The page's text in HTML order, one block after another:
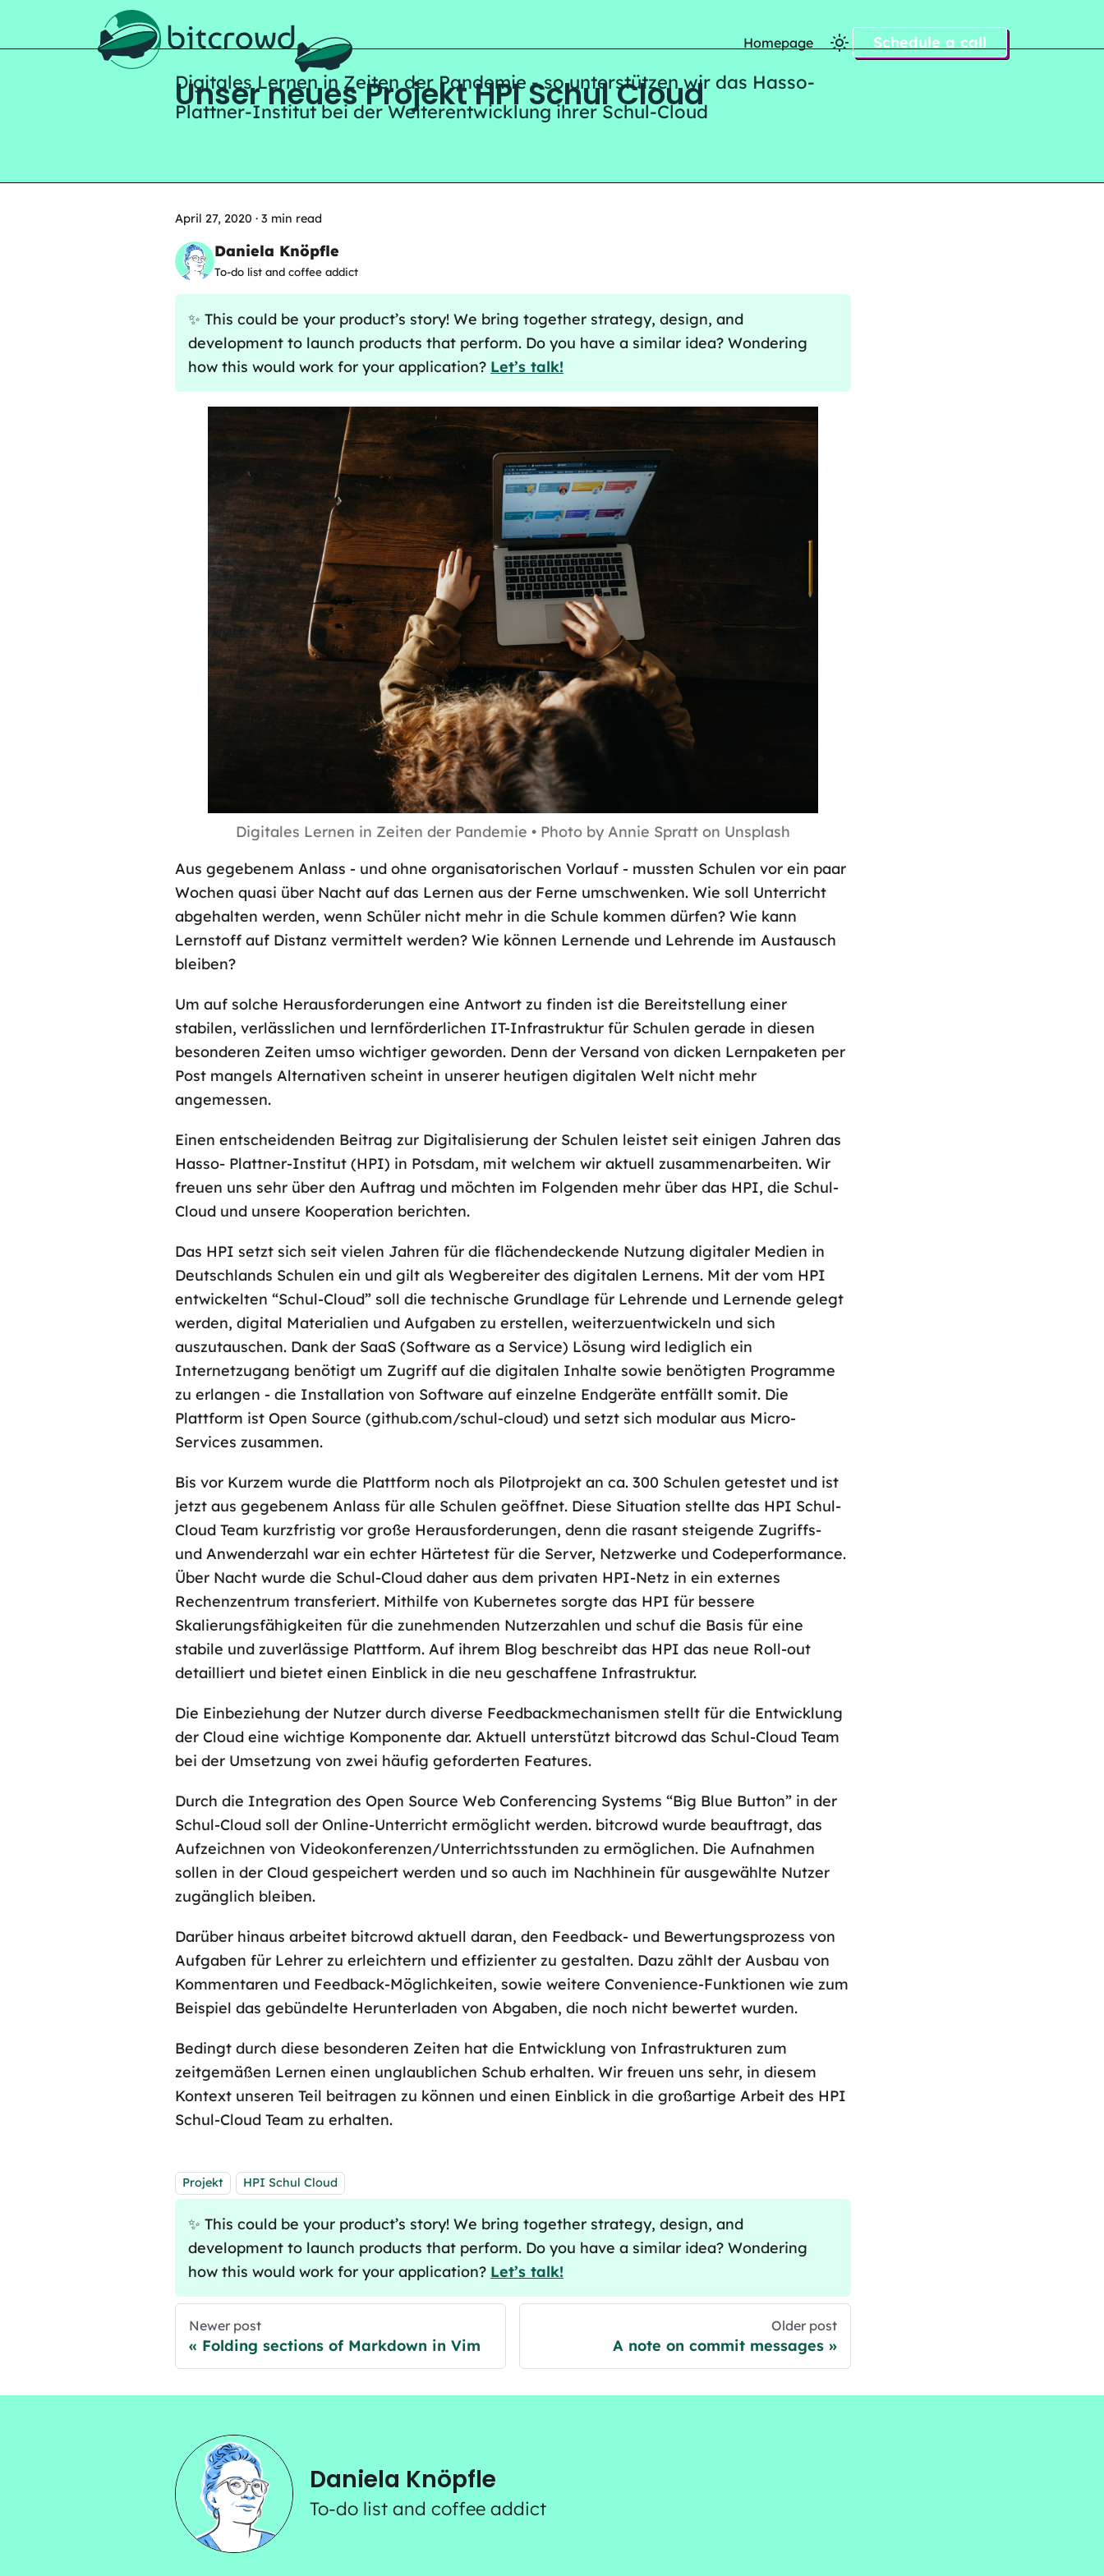
Homepage
Schedule a call
Unser neues Projekt HPI Schul Cloud
Digitales Lernen in Zeiten der Pandemie - so unterstützen wir das Hasso-
Plattner-Institut bei der Weiterentwicklung ihrer Schul-Cloud
April 27, 2020 · 3 min read
Daniela Knöpfle
To-do list and coffee addict
✨ This could be your product’s story! We bring together strategy, design, and
development to launch products that perform. Do you have a similar idea? Wondering
how this would work for your application? Let’s talk!
Digitales Lernen in Zeiten der Pandemie • Photo by Annie Spratt on Unsplash
Aus gegebenem Anlass - und ohne organisatorischen Vorlauf - mussten Schulen vor ein paar
Wochen quasi über Nacht auf das Lernen aus der Ferne umschwenken. Wie soll Unterricht
abgehalten werden, wenn Schüler nicht mehr in die Schule kommen dürfen? Wie kann
Lernstoff auf Distanz vermittelt werden? Wie können Lernende und Lehrende im Austausch
bleiben?
Um auf solche Herausforderungen eine Antwort zu finden ist die Bereitstellung einer
stabilen, verlässlichen und lernförderlichen IT-Infrastruktur für Schulen gerade in diesen
besonderen Zeiten umso wichtiger geworden. Denn der Versand von dicken Lernpaketen per
Post mangels Alternativen scheint in unserer heutigen digitalen Welt nicht mehr
angemessen.
Einen entscheidenden Beitrag zur Digitalisierung der Schulen leistet seit einigen Jahren das
Hasso- Plattner-Institut (HPI) in Potsdam, mit welchem wir aktuell zusammenarbeiten. Wir
freuen uns sehr über den Auftrag und möchten im Folgenden mehr über das HPI, die Schul-
Cloud und unsere Kooperation berichten.
Das HPI setzt sich seit vielen Jahren für die flächendeckende Nutzung digitaler Medien in
Deutschlands Schulen ein und gilt als Wegbereiter des digitalen Lernens. Mit der vom HPI
entwickelten “Schul-Cloud” soll die technische Grundlage für Lehrende und Lernende gelegt
werden, digital Materialien und Aufgaben zu erstellen, weiterzuentwickeln und sich
auszutauschen. Dank der SaaS (Software as a Service) Lösung wird lediglich ein
Internetzugang benötigt um Zugriff auf die digitalen Inhalte sowie benötigten Programme
zu erlangen - die Installation von Software auf einzelne Endgeräte entfällt somit. Die
Plattform ist Open Source (github.com/schul-cloud) und setzt sich modular aus Micro-
Services zusammen.
Bis vor Kurzem wurde die Plattform noch als Pilotprojekt an ca. 300 Schulen getestet und ist
jetzt aus gegebenem Anlass für alle Schulen geöffnet. Diese Situation stellte das HPI Schul-
Cloud Team kurzfristig vor große Herausforderungen, denn die rasant steigende Zugriffs-
und Anwenderzahl war ein echter Härtetest für die Server, Netzwerke und Codeperformance.
Über Nacht wurde die Schul-Cloud daher aus dem privaten HPI-Netz in ein externes
Rechenzentrum transferiert. Mithilfe von Kubernetes sorgte das HPI für bessere
Skalierungsfähigkeiten für die zunehmenden Nutzerzahlen und schuf die Basis für eine
stabile und zuverlässige Plattform. Auf ihrem Blog beschreibt das HPI das neue Roll-out
detailliert und bietet einen Einblick in die neu geschaffene Infrastruktur.
Die Einbeziehung der Nutzer durch diverse Feedbackmechanismen stellt für die Entwicklung
der Cloud eine wichtige Komponente dar. Aktuell unterstützt bitcrowd das Schul-Cloud Team
bei der Umsetzung von zwei häufig geforderten Features.
Durch die Integration des Open Source Web Conferencing Systems “Big Blue Button” in der
Schul-Cloud soll der Online-Unterricht ermöglicht werden. bitcrowd wurde beauftragt, das
Aufzeichnen von Videokonferenzen/Unterrichtsstunden zu ermöglichen. Die Aufnahmen
sollen in der Cloud gespeichert werden und so auch im Nachhinein für ausgewählte Nutzer
zugänglich bleiben.
Darüber hinaus arbeitet bitcrowd aktuell daran, den Feedback- und Bewertungsprozess von
Aufgaben für Lehrer zu erleichtern und effizienter zu gestalten. Dazu zählt der Ausbau von
Kommentaren und Feedback-Möglichkeiten, sowie weitere Convenience-Funktionen wie zum
Beispiel das gebündelte Herunterladen von Abgaben, die noch nicht bewertet wurden.
Bedingt durch diese besonderen Zeiten hat die Entwicklung von Infrastrukturen zum
zeitgemäßen Lernen einen unglaublichen Schub erhalten. Wir freuen uns sehr, in diesem
Kontext unseren Teil beitragen zu können und einen Einblick in die großartige Arbeit des HPI
Schul-Cloud Team zu erhalten.
Tags:
Projekt HPI Schul Cloud
✨ This could be your product’s story! We bring together strategy, design, and
development to launch products that perform. Do you have a similar idea? Wondering
how this would work for your application? Let’s talk!
Newer post
Folding sections of Markdown in Vim
Older post
A note on commit messages
Daniela Knöpfle
To-do list and coffee addict